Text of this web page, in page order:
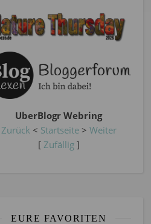
UberBlogr Webring
Zurück < Startseite> Weiter
[ Zufällig]
EURE FAVORITEN